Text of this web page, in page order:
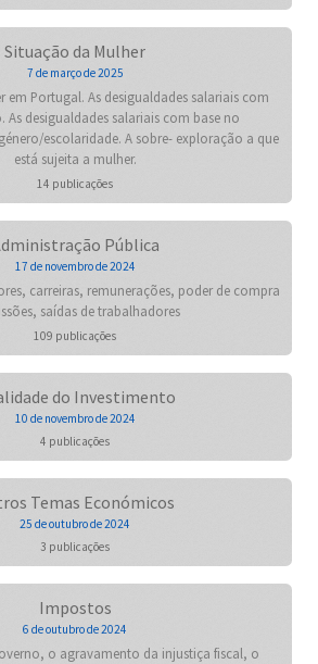
Situação da Mulher
7 de março de 2025
em Portugal. As desigualdades salariais com
As desigualdades salariais com base no
escolaridade. A sobre- exploração a que
está sujeita a mulher.
14 publicações
Pública
17 de novembro de 2024
carreiras, remunerações, poder de compra
saídas de trabalhadores
109 publicações
do Investimento
10 de novembro de 2024
4 publicações
Temas Económicos
25 de outubro de 2024
3 publicações
Impostos
6 de outubro de 2024
o agravamento da injustiça fiscal, o